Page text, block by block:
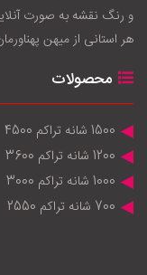
و رنگ نقشه به صورت
هر استانی از ميهن
محصولات
1500 شانه تراکم 4500
1200 شانه تراکم 3600
1000 شانه تراکم 3000
700 شانه تراکم 2550